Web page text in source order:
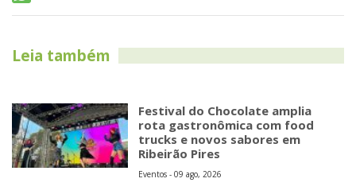
Leia também
Festival do Chocolate amplia
rota gastronômica com food
trucks e novos sabores em
Ribeirão Pires
Eventos - 09 ago, 2026